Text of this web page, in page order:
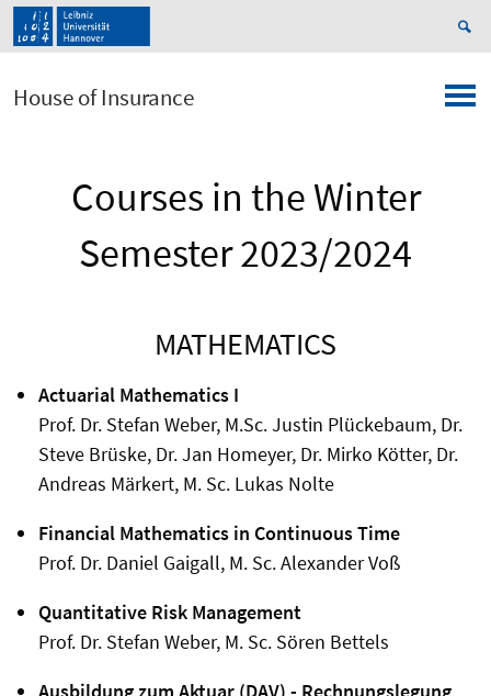
House of Insurance
Courses in the Winter
Semester 2023/2024
MATHEMATICS
Actuarial Mathematics I
Prof. Dr. Stefan Weber, M.Sc. Justin Plückebaum, Dr.
Steve Brüske, Dr. Jan Homeyer, Dr. Mirko Kötter, Dr.
Andreas Märkert, M. Sc. Lukas Nolte
Financial Mathematics in Continuous Time
Prof. Dr. Daniel Gaigall, M. Sc. Alexander Voß
Quantitative Risk Management
Prof. Dr. Stefan Weber, M. Sc. Sören Bettels